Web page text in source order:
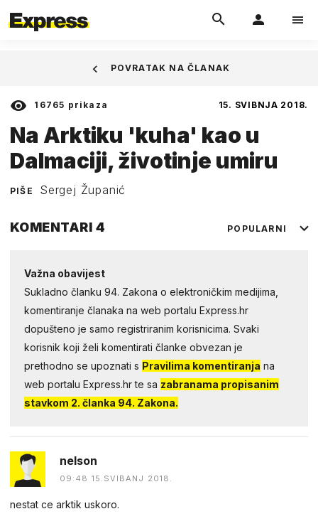
16765 prikaza 15. SVIBNJA 2018.
Na Arktiku 'kuha' kao u
Dalmaciji, životinje umiru
PIŠE Sergej Županić
POVRATAK NA ČLANAK
KOMENTARI 4 POPULARNI
Važna obavijest
Sukladno članku 94. Zakona o elektroničkim medijima,
komentiranje članaka na web portalu Express.hr
dopušteno je samo registriranim korisnicima. Svaki
korisnik koji želi komentirati članke obvezan je
prethodno se upoznati s Pravilima komentiranja na
web portalu Express.hr te sa zabranama propisanim
stavkom 2. članka 94. Zakona.
nelson
09:48 15.SVIBANJ 2018.
nestat ce arktik uskoro.